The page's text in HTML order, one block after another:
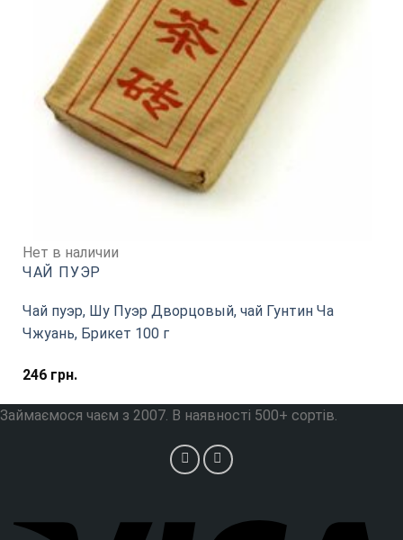
Нет в наличии
ЧАЙ ПУЭР
Чай пуэр, Шу Пуэр Дворцовый, чай Гунтин Ча
Чжуань, Брикет 100 г
246грн.
Займаємося чаєм з 2007. В наявності 500+ сортів.